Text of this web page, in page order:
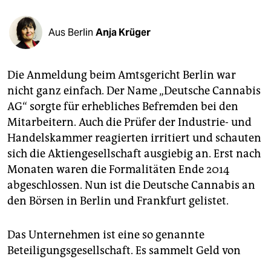
fragen & hilfe
unterstützen
genossenschaft
epaper login
Aus Berlin Anja Krüger
Die Anmeldung beim Amtsgericht Berlin war
nicht ganz einfach. Der Name „Deutsche Cannabis
AG“ sorgte für erhebliches Befremden bei den
Mitarbeitern. Auch die Prüfer der Industrie- und
Handelskammer reagierten irritiert und schauten
sich die Aktiengesellschaft ausgiebig an. Erst nach
Monaten waren die Formalitäten Ende 2014
abgeschlossen. Nun ist die Deutsche Cannabis an
den Börsen in Berlin und Frankfurt gelistet.
Das Unternehmen ist eine so genannte
Beteiligungsgesellschaft. Es sammelt Geld von